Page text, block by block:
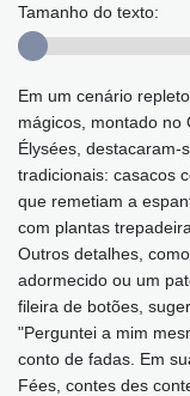
Tamanho do texto:
Em um cenário
mágicos, montado no
Élysées, destacaram-
tradicionais: casacos
que remetiam a
com plantas
Outros detalhes,
adormecido ou um
fileira de botões,
"Perguntei a mim
conto de fadas. Em
Fées, contes des